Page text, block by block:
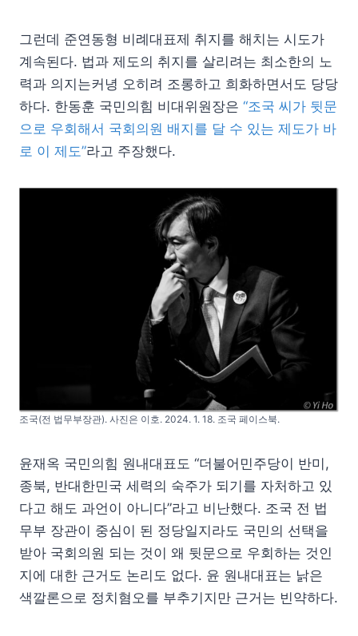
그런데 준연동형 비례대표제 취지를 해치는 시도가
계속된다. 법과 제도의 취지를 살리려는 최소한의 노
력과 의지는커녕 오히려 조롱하고 희화하면서도 당당
하다. 한동훈 국민의힘 비대위원장은 “조국 씨가 뒷문
으로 우회해서 국회의원 배지를 달 수 있는 제도가 바
로 이 제도”라고 주장했다.
조국(전 법무부장관). 사진은 이호. 2024. 1. 18. 조국 페이스북.
윤재옥 국민의힘 원내대표도 “더불어민주당이 반미,
종북, 반대한민국 세력의 숙주가 되기를 자처하고 있
다고 해도 과언이 아니다”라고 비난했다. 조국 전 법
무부 장관이 중심이 된 정당일지라도 국민의 선택을
받아 국회의원 되는 것이 왜 뒷문으로 우회하는 것인
지에 대한 근거도 논리도 없다. 윤 원내대표는 낡은
색깔론으로 정치혐오를 부추기지만 근거는 빈약하다.